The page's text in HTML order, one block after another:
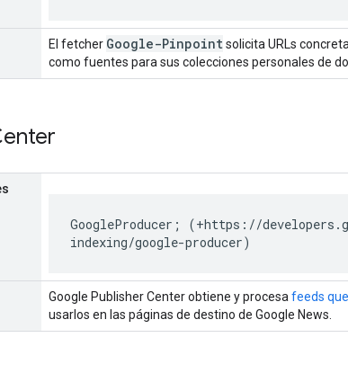
El fetcher Google-Pinpointsolicita URLs
como fuentes para sus colecciones personales de
GoogleProducer; (+https://
indexing/google-producer)
Google Publisher Center obtiene y procesa feeds
usarlos en las páginas de destino de Google News.